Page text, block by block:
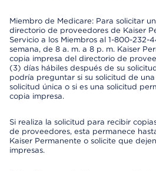
Miembro de Medicare: Para solicitar
directorio de proveedores de Kaiser
Servicio a los Miembros al 1-800-232-
semana, de 8 a. m. a 8 p. m. Kaiser
copia impresa del directorio de
(3) días hábiles después de su
podría preguntar si su solicitud de
solicitud única o si es una solicitud
copia impresa.
Si realiza la solicitud para recibir
de proveedores, esta permanece
Kaiser Permanente o solicite que
impresas.